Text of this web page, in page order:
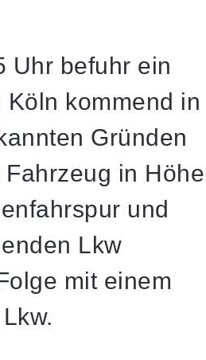
Uhr befuhr ein
kommend in
Gründen
in Höhe
und
Lkw
mit einem